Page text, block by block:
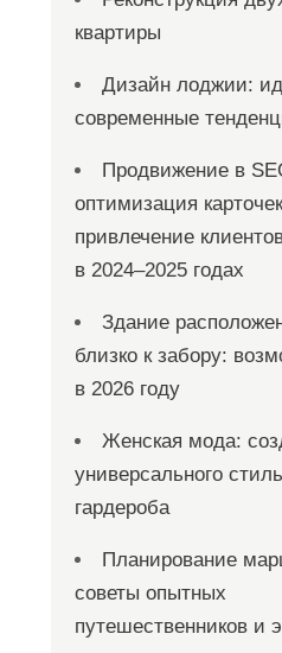
квартиры
Дизайн лоджии:
современные
Продвижение в
оптимизация
привлечение
в 2024–2025 годах
Здание
близко к забору:
в 2026 году
Женская мода:
универсального
гардероба
Планирование
советы опытных
путешественников и